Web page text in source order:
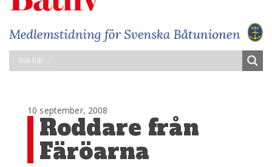
10 september, 2008
Roddare från
Färöarna